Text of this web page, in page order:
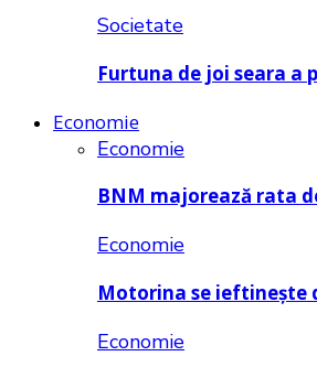
Societate
Furtuna de joi seara a
Economie
Economie
BNM majorează rata
Economie
Motorina se ieftinește
Economie